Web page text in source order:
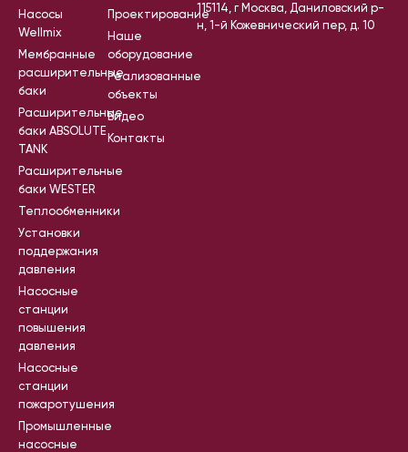
Насосы
Wellmix
Мембранные
расширительные
баки
Расширительные
баки ABSOLUTE
TANK
Расширительные
баки WESTER
Теплообменники
Установки
поддержания
давления
Насосные
станции
повышения
давления
Насосные
станции
пожаротушения
Промышленные
насосные
Проектирование
Наше
оборудование
Реализованные
объекты
Видео
Контакты
115114, г Москва, Даниловский р-
н, 1-й Кожевнический пер, д. 10